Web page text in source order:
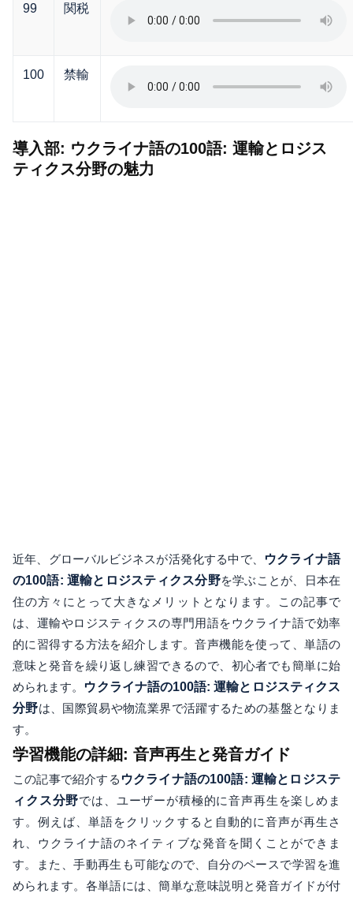
99 関税
100 禁輸
導入部: ウクライナ語の100語: 運輸とロジス
ティクス分野の魅力
近年、グローバルビジネスが活発化する中で、
ウクライナ語
の100語: 運輸とロジスティクス分野を学ぶことが、日本在
住の方々にとって大きなメリットとなります。この記事で
は、運輸やロジスティクスの専門用語をウクライナ語で効率
的に習得する方法を紹介します。音声機能を使って、単語の
意味と発音を繰り返し練習できるので、初心者でも簡単に始
められます。 ウクライナ語の100語: 運輸とロジスティクス
分野は、国際貿易や物流業界で活躍するための基盤となりま
す。
学習機能の詳細: 音声再生と発音ガイド
この記事で紹介する ウクライナ語の100語: 運輸とロジステ
ィクス分野では、ユーザーが積極的に音声再生を楽しめま
す。例えば、単語をクリックすると自動的に音声が再生さ
れ、ウクライナ語のネイティブな発音を聞くことができま
す。また、手動再生も可能なので、自分のペースで学習を進
められます。各単語には、簡単な意味説明と発音ガイドが付